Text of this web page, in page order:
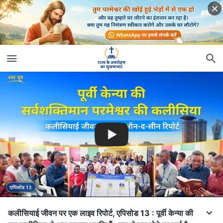
कलीसियाई जीवन पर एक लाइव रिपोर्ट, एपिसोड 13 : पूर्वी केन्या की